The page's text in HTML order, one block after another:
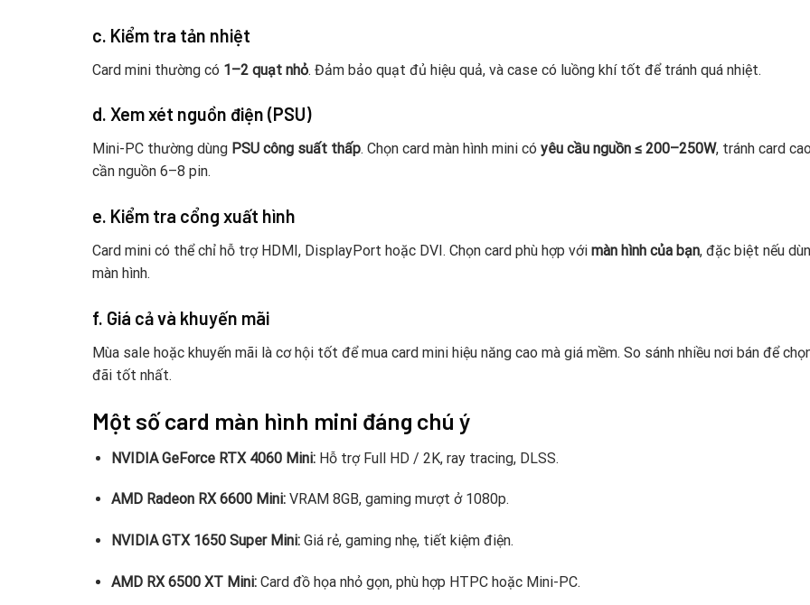
c. Kiểm tra tản nhiệt
Card mini thường có 1–2 quạt nhỏ. Đảm bảo quạt đủ hiệu quả, và case có luồng khí tốt để tránh quá nhiệt.
d. Xem xét nguồn điện (PSU)
Mini-PC thường dùng PSU công suất thấp. Chọn card màn hình mini có yêu cầu nguồn ≤ 200–250W, tránh card
cần nguồn 6–8 pin.
e. Kiểm tra cổng xuất hình
Card mini có thể chỉ hỗ trợ HDMI, DisplayPort hoặc DVI. Chọn card phù hợp với màn hình của bạn, đặc biệt nếu
màn hình.
f. Giá cả và khuyến mãi
Mùa sale hoặc khuyến mãi là cơ hội tốt để mua card mini hiệu năng cao mà giá mềm. So sánh nhiều nơi bán để
đãi tốt nhất.
Một số card màn hình mini đáng chú ý
NVIDIA GeForce RTX 4060 Mini:Hỗ trợ Full HD / 2K, ray tracing, DLSS.
AMD Radeon RX 6600 Mini:VRAM 8GB, gaming mượt ở 1080p.
NVIDIA GTX 1650 Super Mini:Giá rẻ, gaming nhẹ, tiết kiệm điện.
AMD RX 6500 XT Mini:Card đồ họa nhỏ gọn, phù hợp HTPC hoặc Mini-PC.